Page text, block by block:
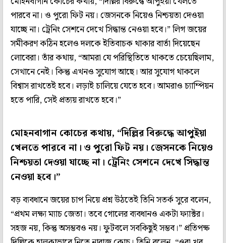
পারবে না। ও পুরো ফিট নয়। জেসনকে নিয়েও নিশ্চয়তা দেওয়া
যাচ্ছে না। ট্রেনিং সেশনে দেখে সিদ্ধান্ত নেওয়া হবে।” লিগ জয়ের
সমীকরণ কঠিন হলেও দলকে ইতিবাচক থাকার বার্তা দিয়েছেন
লোবেরা। তাঁর কথায়, “আমরা যে পরিস্থিতিতে থাকতে চেয়েছিলাম,
সেখানে নেই। কিন্তু এখনও সুযোগ আছে। আর সুযোগ থাকলে
বিশ্বাস রাখতেই হবে। লড়াই চালিয়ে যেতে হবে। আমরাও চ্যাম্পিয়ন
হতে পারি, সেই প্রত্যয় রাখতে হবে।”
মোহনবাগান কোচের কথায়, “দিল্লির বিরুদ্ধে আপুইয়া
খেলতে পারবে না। ও পুরো ফিট নয়। জেসনকে নিয়েও
নিশ্চয়তা দেওয়া যাচ্ছে না। ট্রেনিং সেশনে দেখে সিদ্ধান্ত
নেওয়া হবে।”
বড় ব্যবধানে জয়ের চাপ নিয়ে প্রশ্ন উঠতেই তিনি সতর্ক সুরে বলেন,
“প্রথম লক্ষ্য ম্যাচ জেতা। তবে গোলের ব্যবধানও একটা ফ্যাক্টর।
সহজ নয়, কিন্তু অসম্ভবও নয়। ফুটবলে সবকিছুই সম্ভব।” প্রতিপক্ষ